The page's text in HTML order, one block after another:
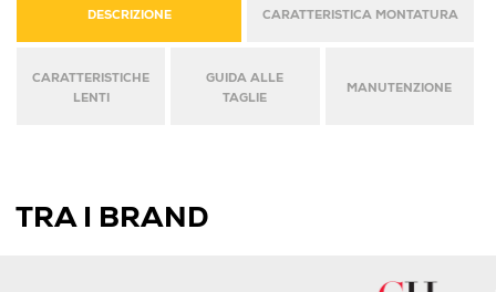
DESCRIZIONE CARATTERISTICA MONTATURA
CARATTERISTICHE
LENTI
GUIDA ALLE
TAGLIE
MANUTENZIONE
TRA I BRAND